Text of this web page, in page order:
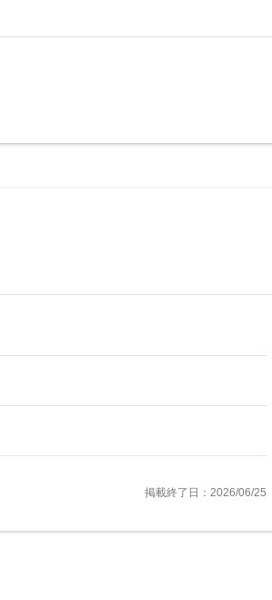
掲載終了日：2026/06/25